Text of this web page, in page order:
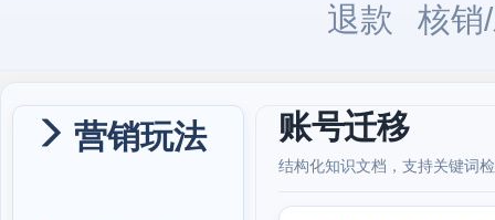
退款
核销
营销玩法 账号迁移
结构化知识文档，支持关键词